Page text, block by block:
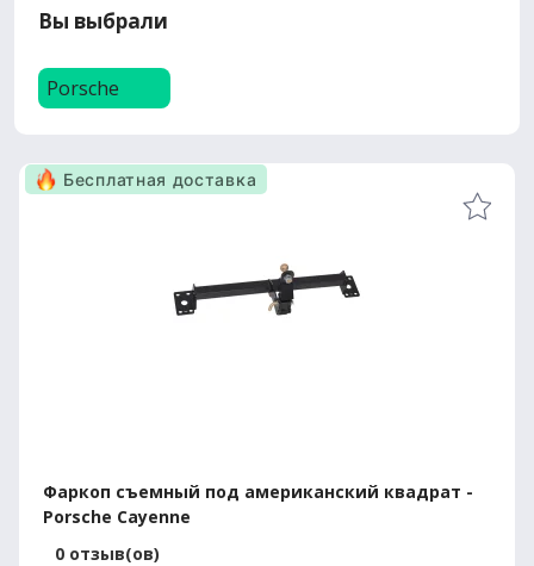
Вы выбрали
Porsche
Фаркоп съемный под американский квадрат -
Porsche Cayenne
0 отзыв(ов)
Бесплатная доставка